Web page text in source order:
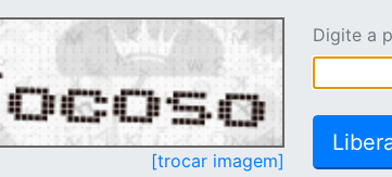
[trocar imagem]
Digite a